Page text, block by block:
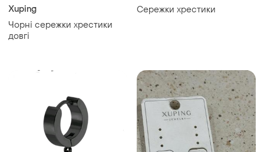
Xuping
Чорні сережки хрестики
довгі
Сережки хрестики